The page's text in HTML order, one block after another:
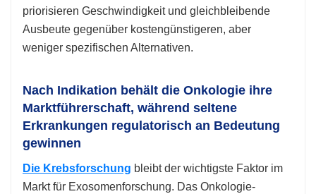
priorisieren Geschwindigkeit und gleichbleibende
Ausbeute gegenüber kostengünstigeren, aber
weniger spezifischen Alternativen.
Nach Indikation behält die Onkologie ihre
Marktführerschaft, während seltene
Erkrankungen regulatorisch an Bedeutung
gewinnen
Die Krebsforschung bleibt der wichtigste Faktor im
Markt für Exosomenforschung. Das Onkologie-